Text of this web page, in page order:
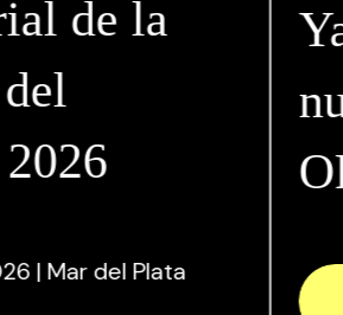
disponible el
del